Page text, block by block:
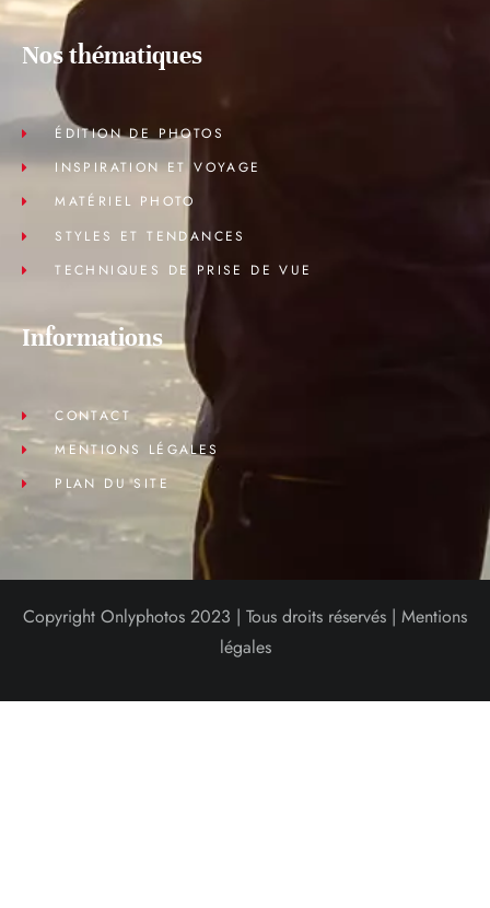
Nos thématiques
ÉDITION DE PHOTOS
INSPIRATION ET VOYAGE
MATÉRIEL PHOTO
STYLES ET TENDANCES
TECHNIQUES DE PRISE DE VUE
Informations
CONTACT
MENTIONS LÉGALES
PLAN DU SITE
Copyright Onlyphotos 2023 | Tous droits réservés | Mentions
légales